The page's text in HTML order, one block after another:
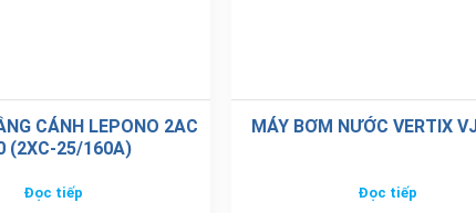
CÁNH LEPONO 2AC
(2XC-25/160A)
Đọc tiếp
MÁY BƠM NƯỚC VERTIX
Đọc tiếp